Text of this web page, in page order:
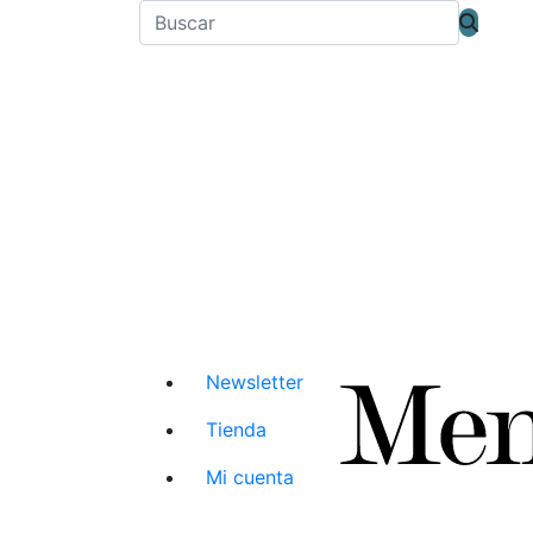
Newsletter
Tienda
Mi cuenta